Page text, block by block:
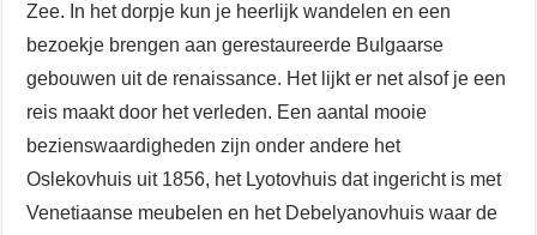
Zee. In het dorpje kun je heerlijk wandelen en een
bezoekje brengen aan gerestaureerde Bulgaarse
gebouwen uit de renaissance. Het lijkt er net alsof je een
reis maakt door het verleden. Een aantal mooie
bezienswaardigheden zijn onder andere het
Oslekovhuis uit 1856, het Lyotovhuis dat ingericht is met
Venetiaanse meubelen en het Debelyanovhuis waar de